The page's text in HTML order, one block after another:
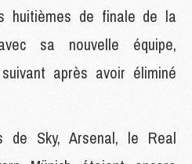
huitièmes de finale de la
sa nouvelle équipe,
après avoir éliminé
de Sky, Arsenal, le Real